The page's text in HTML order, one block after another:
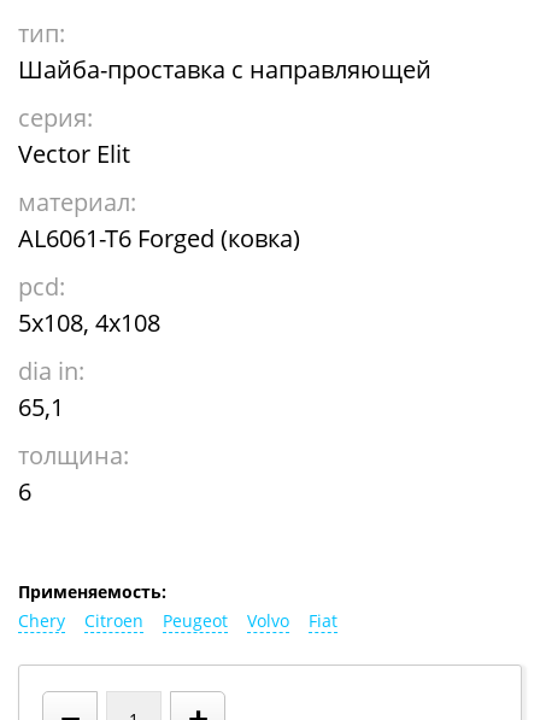
тип:
Шайба-проставка с направляющей
серия:
Vector Elit
материал:
AL6061-T6 Forged (ковка)
pcd:
5x108, 4x108
dia in:
65,1
толщина:
6
Применяемость:
Chery
Citroen Peugeot Volvo Fiat